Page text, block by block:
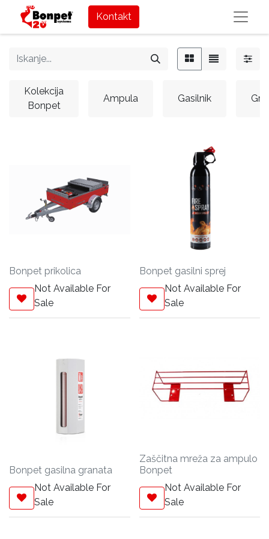
Kontakt
Kolekcija
Bonpet
Ampula Gasilnik
Bonpet prikolica
Not Available For
Sale
Bonpet gasilni sprej
Not Available For
Sale
Bonpet gasilna granata
Not Available For
Sale
Zaščitna mreža za ampulo
Bonpet
Not Available For
Sale